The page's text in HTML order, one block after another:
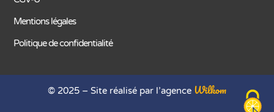
Mentions légales
Politique de confidentialité
© 2025 – Site réalisé par l’agence Wilkom